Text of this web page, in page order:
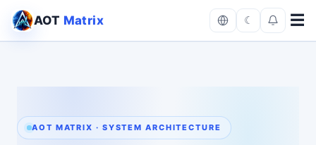
AOT Matrix
语
☾ ☰
AOT MATRIX · SYSTEM ARCHITECTURE